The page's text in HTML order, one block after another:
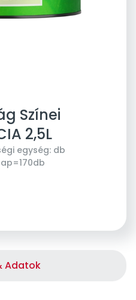
Színei
2,5L
egység: db
Adatok